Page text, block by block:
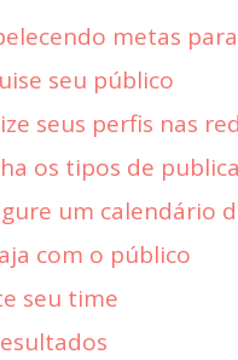
metas
seu público
seus perfis nas
os tipos de
um calendário
com o público
seu time